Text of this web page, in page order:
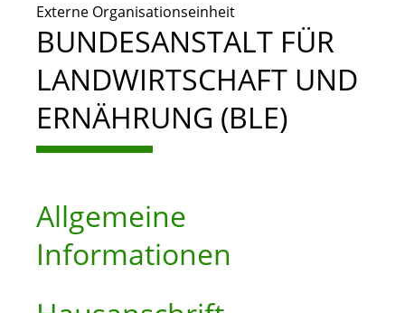
Externe Organisationseinheit
BUNDESANSTALT FÜR
LANDWIRTSCHAFT UND
ERNÄHRUNG (BLE)
Allgemeine
Informationen